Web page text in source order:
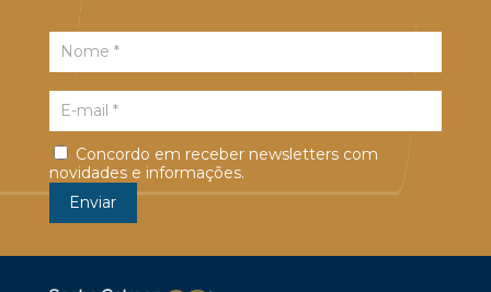
Concordo em receber newsletters com
novidades e informações.